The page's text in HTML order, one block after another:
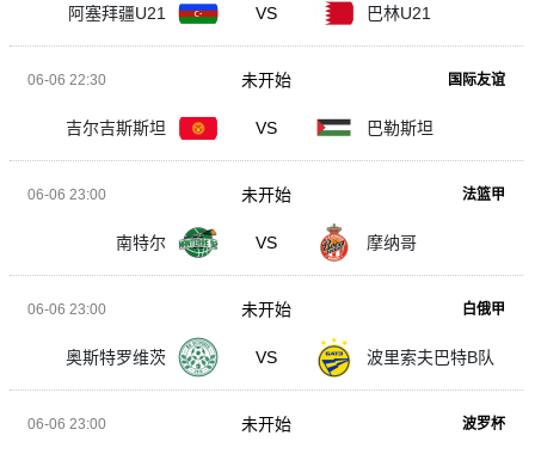
阿塞拜疆U21 VS 巴林U21
06-06 22:30 国际友谊
吉尔吉斯斯坦 VS 巴勒斯坦
未开始
06-06 23:00 法篮甲
南特尔 VS 摩纳哥
未开始
06-06 23:00 白俄甲
奥斯特罗维茨 VS 波里索夫巴特B队
未开始
06-06 23:00 波罗杯
未开始